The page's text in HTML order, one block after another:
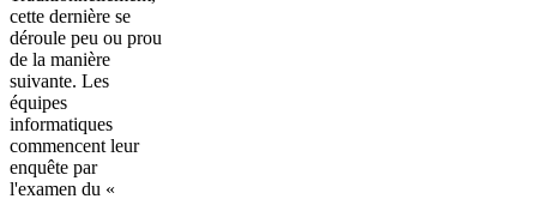
cette dernière se
déroule peu ou prou
de la manière
suivante. Les
équipes
informatiques
commencent leur
enquête par
l'examen du «